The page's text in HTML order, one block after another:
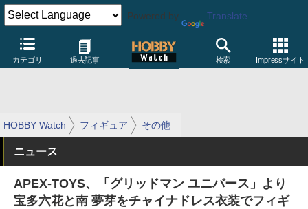
Powered by Translate
カテゴリ 過去記事 検索 Impressサイト
HOBBY Watch フィギュア その他
ニュース
APEX-TOYS、「グリッドマン ユニバース」より
宝多六花と南 夢芽をチャイナドレス衣装でフィギ